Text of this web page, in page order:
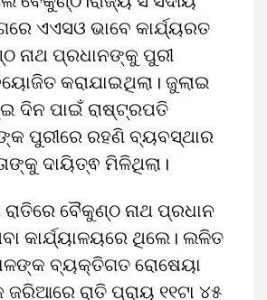
ଏଏସଓ ଭାବେ କାର୍ଯ୍ୟରତ
ନାଥ ପ୍ରଧାନଙ୍କୁ ପୁରୀ
କରାଯାଇଥିଲା। ଜୁଲାଇ
ଦିନ ପାଇଁ ରାଷ୍ଟ୍ରପତି
ପୁରୀରେ ରହଣି ବ୍ୟବସ୍ଥାର
ଦାୟିତ୍ଵ ମିଳିଥିଲା।
ରାତିରେ ବୈକୁଣ୍ଠ ନାଥ ପ୍ରଧାନ
କାର୍ଯ୍ୟାଳୟରେ ଥିଲେ। ଲଳିତ
ବ୍ୟକ୍ତିଗତ ରୋଷେୟା
ରାତି ପ୍ରାୟ ୧୧ଟା ୪୫